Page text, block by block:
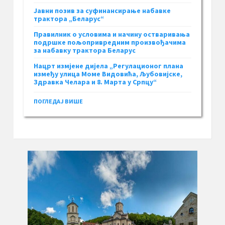
Јавни позив за суфинансирање набавке
трактора „Беларус“
Правилник о условима и начину остваривања
подршке пољопривредним произвођачима
за набавку трактора Беларус
Нацрт измјене дијела „Регулационог плана
између улица Моме Видовића, Љубовијске,
Здравка Челара и 8. Марта у Српцу“
ПОГЛЕДАЈ ВИШЕ